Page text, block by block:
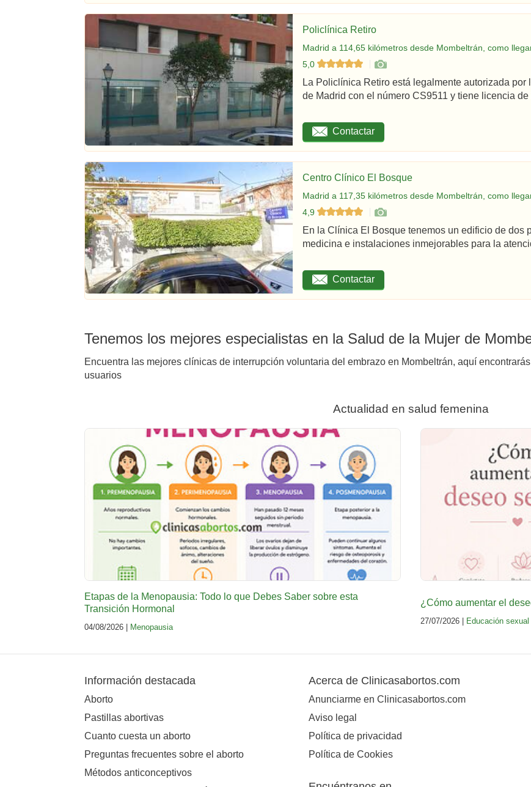
Policlínica Retiro
Madrid a 114,65 kilómetros desde Mombeltrán, como
5,0
La Policlínica Retiro está legalmente autorizada
de Madrid con el número CS9511 y tiene licencia de
Contactar
Centro Clínico El Bosque
Madrid a 117,35 kilómetros desde Mombeltrán, como
4,9
En la Clínica El Bosque tenemos un edificio de dos
medicina e instalaciones inmejorables para la
Contactar
Tenemos los mejores especialistas en la Salud de la Mujer de
Encuentra las mejores clínicas de interrupción voluntaria del embrazo en Mombeltrán, aquí
usuarios
Actualidad en salud femenina
Etapas de la Menopausia: Todo lo que Debes Saber sobre esta
Transición Hormonal
04/08/2026 | Menopausia
¿Cómo aumentar el
27/07/2026 | Educación sexual
Información destacada
Aborto
Pastillas abortivas
Cuanto cuesta un aborto
Preguntas frecuentes sobre el aborto
Métodos anticonceptivos
Acerca de Clinicasabortos.com
Anunciarme en Clinicasabortos.com
Aviso legal
Política de privacidad
Política de Cookies